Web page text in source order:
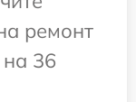
ремонт
36